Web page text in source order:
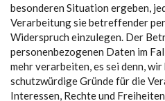
besonderen Situation ergeben,
Verarbeitung sie betreffender
Widerspruch einzulegen. Der
personenbezogenen Daten im
mehr verarbeiten, es sei denn,
schutzwürdige Gründe für die
Interessen, Rechte und